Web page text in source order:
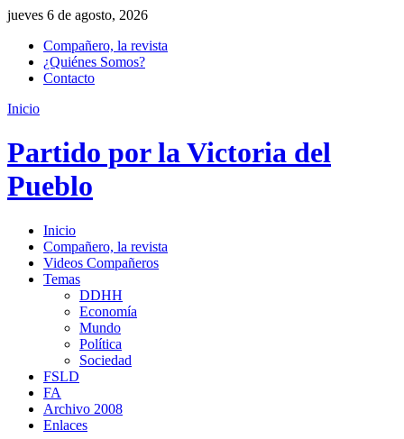
jueves 6 de agosto, 2026
Compañero, la revista
¿Quiénes Somos?
Contacto
Inicio
Partido por la Victoria del
Pueblo
Inicio
Compañero, la revista
Videos Compañeros
Temas
DDHH
Economía
Mundo
Política
Sociedad
FSLD
FA
Archivo 2008
Enlaces